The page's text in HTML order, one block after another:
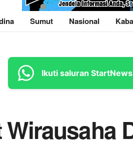
Sumut Nasional
Ikuti saluran